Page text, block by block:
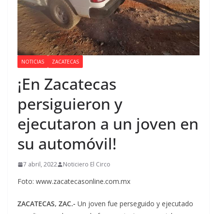
NOTICIAS ZACATECAS
¡En Zacatecas
persiguieron y
ejecutaron a un joven en
su automóvil!
7 abril, 2022 Noticiero El Circo
Foto: www.zacatecasonline.com.mx
ZACATECAS, ZAC.- Un joven fue perseguido y ejecutado